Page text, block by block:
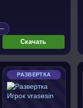
Скачать
РАЗВЕРТКА